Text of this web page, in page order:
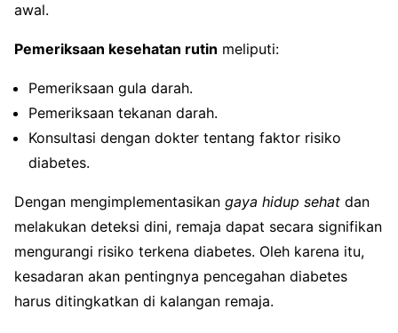
awal.
Pemeriksaan kesehatan rutin meliputi:
Pemeriksaan gula darah.
Pemeriksaan tekanan darah.
Konsultasi dengan dokter tentang faktor risiko
diabetes.
Dengan mengimplementasikan gaya hidup sehat dan
melakukan deteksi dini, remaja dapat secara signifikan
mengurangi risiko terkena diabetes. Oleh karena itu,
kesadaran akan pentingnya pencegahan diabetes
harus ditingkatkan di kalangan remaja.